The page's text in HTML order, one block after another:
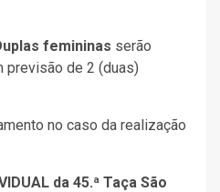
femininas serão
previsão de 2 (duas)
no caso da realização
da 45.ª Taça São